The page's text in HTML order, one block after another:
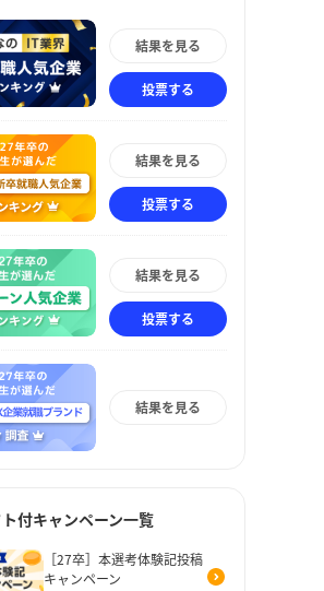
結果を見る
投票する
結果を見る
投票する
結果を見る
投票する
結果を見る
付キャンペーン一覧
［27卒］本選考体験記投稿
キャンペーン